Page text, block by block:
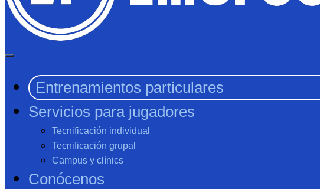
Entrenamientos particulares
Servicios para jugadores
Tecnificación individual
Tecnificación grupal
Campus y clínics
Conócenos